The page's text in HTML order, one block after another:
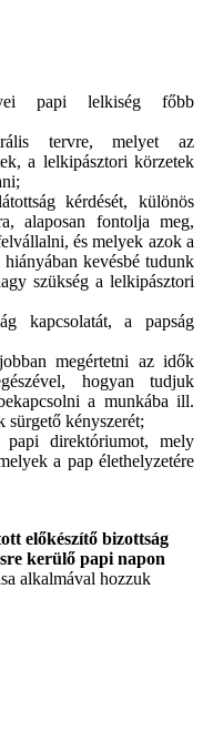
papi lelkiség főbb
tervre, melyet az
a lelkipásztori körzetek
kérdését, különös
alaposan fontolja meg,
és melyek azok a
kevésbé tudunk
szükség a lelkipásztori
kapcsolatát, a papság
megértetni az idők
hogyan tudjuk
a munkába ill.
kényszerét;
papi direktóriumot, mely
a pap élethelyzetére
előkészítő bizottság
kerülő papi napon
alkalmával hozzuk